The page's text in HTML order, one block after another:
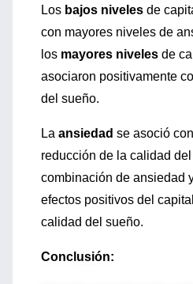
Los bajos niveles de
con mayores niveles de
los mayores niveles de
asociaron positivamente
del sueño.
La ansiedad se asoció
reducción de la calidad
combinación de ansiedad
efectos positivos del
calidad del sueño.
Conclusión: